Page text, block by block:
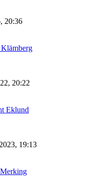
20:36
20:22
Eklund
19:13